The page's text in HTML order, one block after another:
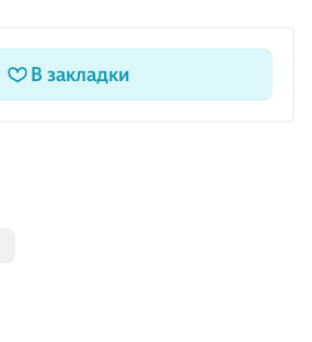
рассказ о вооружении и тактике
и лучников, об осадных орудиях и
В закладки